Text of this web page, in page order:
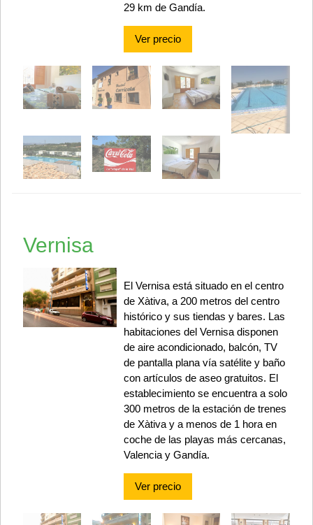
29 km de Gandía.
Ver precio
Vernisa
El Vernisa está situado en el centro
de Xàtiva, a 200 metros del centro
histórico y sus tiendas y bares. Las
habitaciones del Vernisa disponen
de aire acondicionado, balcón, TV
de pantalla plana vía satélite y baño
con artículos de aseo gratuitos. El
establecimiento se encuentra a solo
300 metros de la estación de trenes
de Xàtiva y a menos de 1 hora en
coche de las playas más cercanas,
Valencia y Gandía.
Ver precio